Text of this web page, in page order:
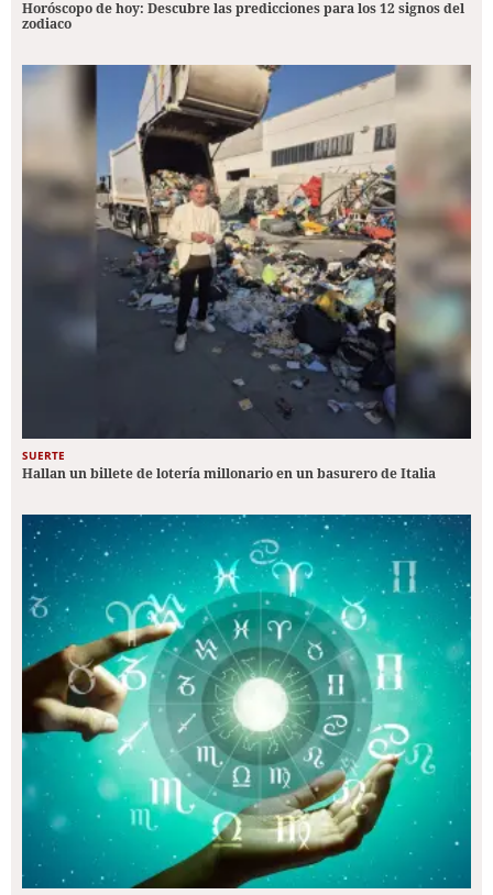
Horóscopo de hoy: Descubre las predicciones para los 12 signos del
zodiaco
SUERTE
Hallan un billete de lotería millonario en un basurero de Italia